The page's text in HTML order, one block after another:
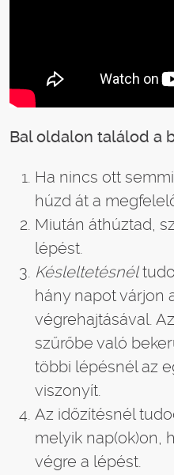
Bal oldalon találod a
Ha nincs ott
húzd át a
Miután áthúztad,
lépést.
Késleltetésnél
hány napot várjon
végrehajtásával.
szűrőbe való
többi lépésnél az
viszonyít.
Az időzítésnél
melyik nap(ok)on,
végre a lépést.